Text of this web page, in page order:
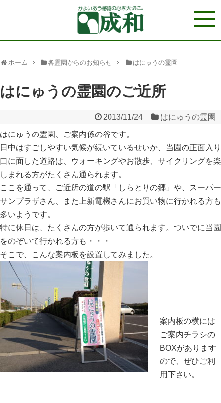
ホーム 各霊園からのお知らせ はにゅうの霊園
はにゅうの霊園のご近所
2013/11/24 はにゅうの霊園
はにゅうの霊園、ご案内係の谷です。
日中はすごしやすい気候が続いているせいか、当園の正面入り
口に面した道路は、ウォーキングやお散歩、サイクリングを楽
しまれる方がたくさん通られます。
ここを通って、ご近所の道の駅「しらとりの郷」や、スーパー
サンプラザさん、また上新電機さんにお買い物に行かれる方も
多いようです。
特に休日は、たくさんの方が歩いて通られます。ついでに当園
をのぞいて行かれる方も・・・
そこで、こんな案内板を設置してみました。
案内板の横には
ご案内チラシの
BOXがあります
ので、ぜひご利
用下さい。